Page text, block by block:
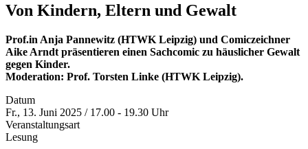
Von Kindern, Eltern und Gewalt
Prof.in Anja Pannewitz (HTWK Leipzig) und Comiczeichner
Aike Arndt präsentieren einen Sachcomic zu häuslicher Gewalt
gegen Kinder.
Moderation: Prof. Torsten Linke (HTWK Leipzig).
Datum
Fr., 13. Juni 2025 / 17.00 - 19.30 Uhr
Veranstaltungsart
Lesung